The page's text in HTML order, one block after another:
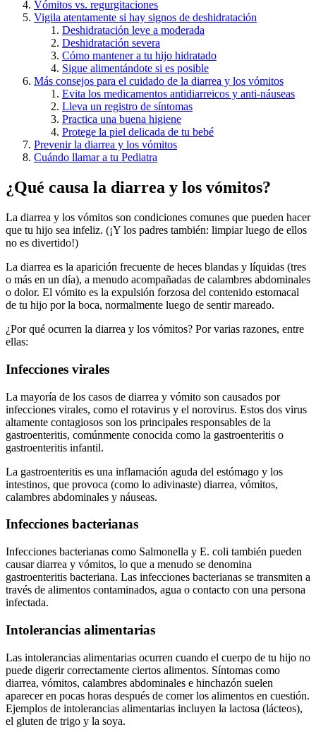
Vómitos vs. regurgitaciones
Vigila atentamente si hay signos de deshidratación
Deshidratación leve a moderada
Deshidratación severa
Cómo mantener a tu hijo hidratado
Sigue alimentándote si es posible
Más consejos para el cuidado de la diarrea y los vómitos
Evita los medicamentos antidiarreicos y anti-náuseas
Lleva un registro de síntomas
Practica una buena higiene
Protege la piel delicada de tu bebé
Prevenir la diarrea y los vómitos
Cuándo llamar a tu Pediatra
¿Qué causa la diarrea y los vómitos?
La diarrea y los vómitos son condiciones comunes que pueden hacer
que tu hijo sea infeliz. (¡Y los padres también: limpiar luego de ellos
no es divertido!)
La diarrea es la aparición frecuente de heces blandas y líquidas (tres
o más en un día), a menudo acompañadas de calambres abdominales
o dolor. El vómito es la expulsión forzosa del contenido estomacal
de tu hijo por la boca, normalmente luego de sentir mareado.
¿Por qué ocurren la diarrea y los vómitos? Por varias razones, entre
ellas:
Infecciones virales
La mayoría de los casos de diarrea y vómito son causados por
infecciones virales, como el rotavirus y el norovirus. Estos dos virus
altamente contagiosos son los principales responsables de la
gastroenteritis, comúnmente conocida como la gastroenteritis o
gastroenteritis infantil.
La gastroenteritis es una inflamación aguda del estómago y los
intestinos, que provoca (como lo adivinaste) diarrea, vómitos,
calambres abdominales y náuseas.
Infecciones bacterianas
Infecciones bacterianas como Salmonella y E. coli también pueden
causar diarrea y vómitos, lo que a menudo se denomina
gastroenteritis bacteriana. Las infecciones bacterianas se transmiten a
través de alimentos contaminados, agua o contacto con una persona
infectada.
Intolerancias alimentarias
Las intolerancias alimentarias ocurren cuando el cuerpo de tu hijo no
puede digerir correctamente ciertos alimentos. Síntomas como
diarrea, vómitos, calambres abdominales e hinchazón suelen
aparecer en pocas horas después de comer los alimentos en cuestión.
Ejemplos de intolerancias alimentarias incluyen la lactosa (lácteos),
el gluten de trigo y la soya.